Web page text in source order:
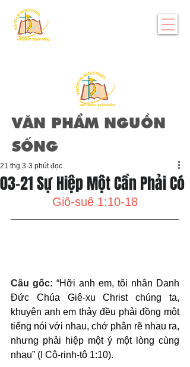
VĂN PHẨM NGUỒN
SỐNG
03-21 Sự Hiệp Một Cần Phải Có
21 thg 3 3 phút đọc
Giô-suê 1:10-18
Câu gốc: “Hỡi anh em, tôi nhân Danh
Đức Chúa Giê-xu Christ chúng ta,
khuyên anh em thảy đều phải đồng một
tiếng nói với nhau, chớ phân rẽ nhau ra,
nhưng phải hiệp một ý một lòng cùng
nhau” (I Cô-rinh-tô 1:10).